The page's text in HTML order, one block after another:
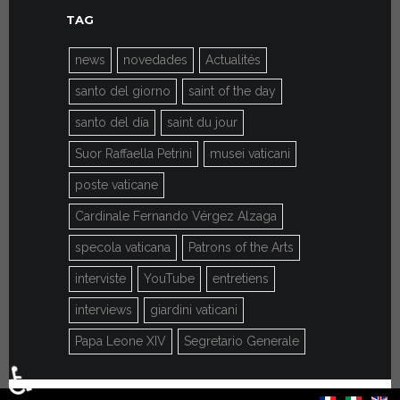
TAG
news novedades Actualités
santo del giorno saint of the day
santo del día saint du jour
Suor Raffaella Petrini musei vaticani
poste vaticane
Cardinale Fernando Vérgez Alzaga
specola vaticana Patrons of the Arts
interviste YouTube entretiens
interviews giardini vaticani
Papa Leone XIV Segretario Generale
Seleccione su idioma